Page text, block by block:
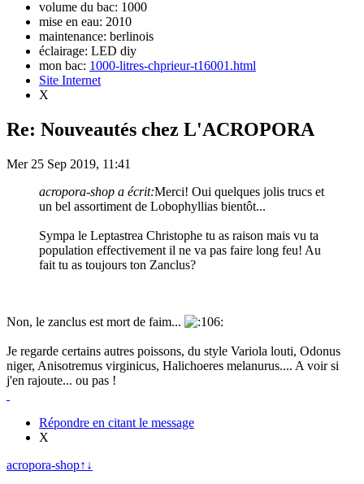
volume du bac: 1000
mise en eau: 2010
maintenance: berlinois
éclairage: LED diy
mon bac: 1000-litres-chprieur-t16001.html
Site Internet
X
Re: Nouveautés chez L'ACROPORA
Mer 25 Sep 2019, 11:41
acropora-shop a écrit:Merci! Oui quelques jolis trucs et
un bel assortiment de Lobophyllias bientôt...
Sympa le Leptastrea Christophe tu as raison mais vu ta
population effectivement il ne va pas faire long feu! Au
fait tu as toujours ton Zanclus?
Non, le zanclus est mort de faim...
Je regarde certains autres poissons, du style Variola louti, Odonus
niger, Anisotremus virginicus, Halichoeres melanurus.... A voir si
j'en rajoute... ou pas !
Répondre en citant le message
X
acropora-shop↑ ↓